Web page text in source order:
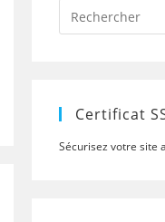
Certificat
Sécurisez votre site